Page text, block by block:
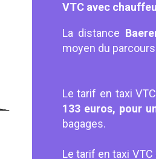
VTC avec
La distance
moyen du
Le tarif en taxi
133 euros, pour
bagages.
Le tarif en taxi